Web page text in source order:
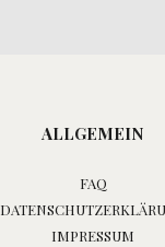
ALLGEMEIN
FAQ
IMPRESSUM